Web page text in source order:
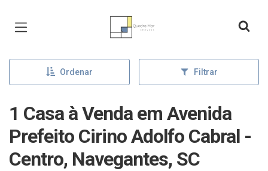
Página inicial
Ordenar Filtrar
1 Casa à Venda em Avenida
Prefeito Cirino Adolfo Cabral -
Centro, Navegantes, SC